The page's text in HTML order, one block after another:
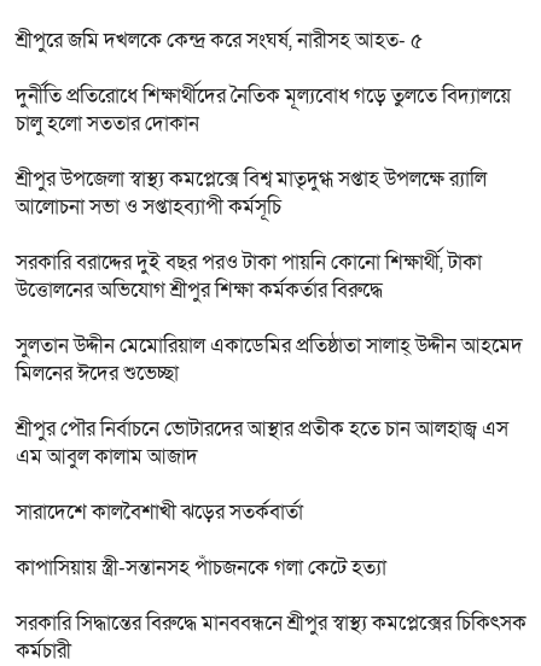
শ্রীপুরে জমি দখলকে কেন্দ্র করে সংঘর্ষ, নারীসহ আহত- ৫
দুর্নীতি প্রতিরোধে শিক্ষার্থীদের নৈতিক মূল্যবোধ গড়ে তুলতে বিদ্যালয়ে
চালু হলো সততার দোকান
শ্রীপুর উপজেলা স্বাস্থ্য কমপ্লেক্সে বিশ্ব মাতৃদুগ্ধ সপ্তাহ উপলক্ষে র‍্যালি
আলোচনা সভা ও সপ্তাহব্যাপী কর্মসূচি
সরকারি বরাদ্দের দুই বছর পরও টাকা পায়নি কোনো শিক্ষার্থী, টাকা
উত্তোলনের অভিযোগ শ্রীপুর শিক্ষা কর্মকর্তার বিরুদ্ধে
সুলতান উদ্দীন মেমোরিয়াল একাডেমির প্রতিষ্ঠাতা সালাহ্ উদ্দীন আহমেদ
মিলনের ঈদের শুভেচ্ছা
শ্রীপুর পৌর নির্বাচনে ভোটারদের আস্থার প্রতীক হতে চান আলহাজ্ব এস
এম আবুল কালাম আজাদ
সারাদেশে কালবৈশাখী ঝড়ের সতর্কবার্তা
কাপাসিয়ায় স্ত্রী-সন্তানসহ পাঁচজনকে গলা কেটে হত্যা
সরকারি সিদ্ধান্তের বিরুদ্ধে মানববন্ধনে শ্রীপুর স্বাস্থ্য কমপ্লেক্সের চিকিৎসক
কর্মচারী